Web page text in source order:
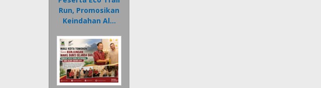
Run, Promosikan
Keindahan Al…